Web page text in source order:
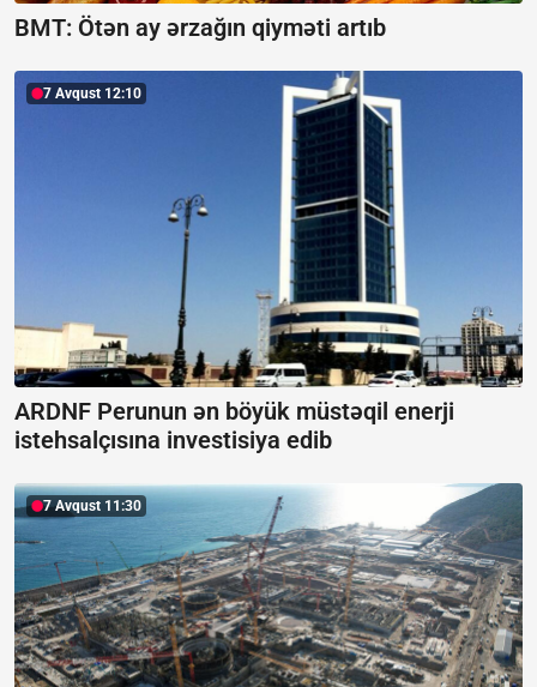
BMT: Ötən ay ərzağın qiyməti artıb
7 Avqust 12:10
ARDNF Perunun ən böyük müstəqil enerji
istehsalçısına investisiya edib
7 Avqust 11:30